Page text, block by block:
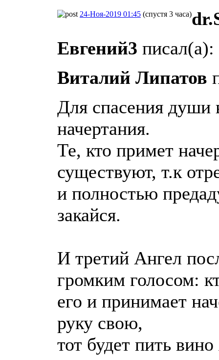
24-Ноя-2019 01:45 (спустя 3 часа)
Евгений3 писал(а):
Виталий Липатов
Для спасения души
начертания.
Те, кто примет
существуют, т.к
и полностью
закайся.
И третий Ангел
громким голосом:
его и принимает
руку свою,
тот будет пить